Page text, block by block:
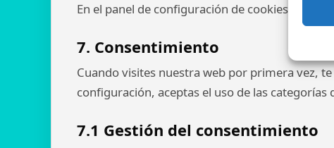
En el panel de configuración de cookies
7. Consentimiento
Cuando visites nuestra web por primera vez,
configuración, aceptas el uso de las categorías
7.1 Gestión del consentimiento